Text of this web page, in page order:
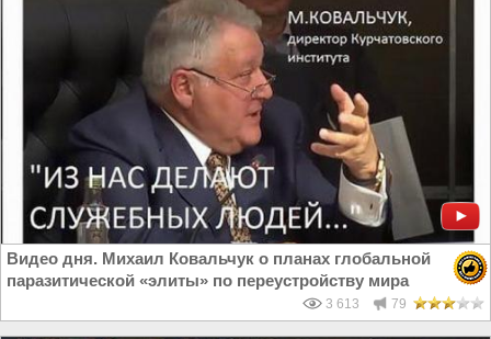
Видео дня. Михаил Ковальчук о планах глобальной
паразитической «элиты» по переустройству мира
3 613 79